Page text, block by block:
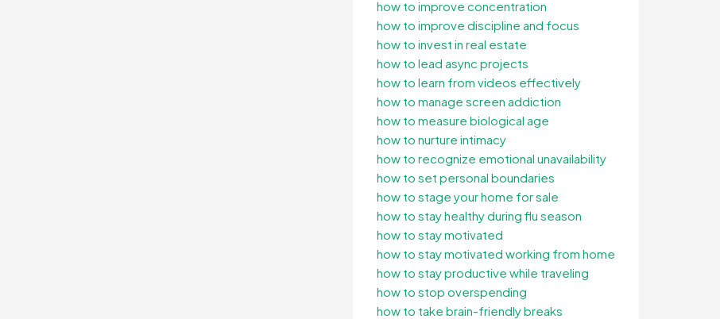
how to improve concentration
how to improve discipline and focus
how to invest in real estate
how to lead async projects
how to learn from videos effectively
how to manage screen addiction
how to measure biological age
how to nurture intimacy
how to recognize emotional unavailability
how to set personal boundaries
how to stage your home for sale
how to stay healthy during flu season
how to stay motivated
how to stay motivated working from home
how to stay productive while traveling
how to stop overspending
how to take brain-friendly breaks